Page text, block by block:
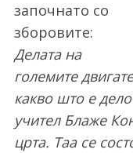
започнато со
зборовите:
Делата на
големите
какво што е
учител Блаже
црта. Таа се